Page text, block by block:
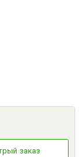
заказ